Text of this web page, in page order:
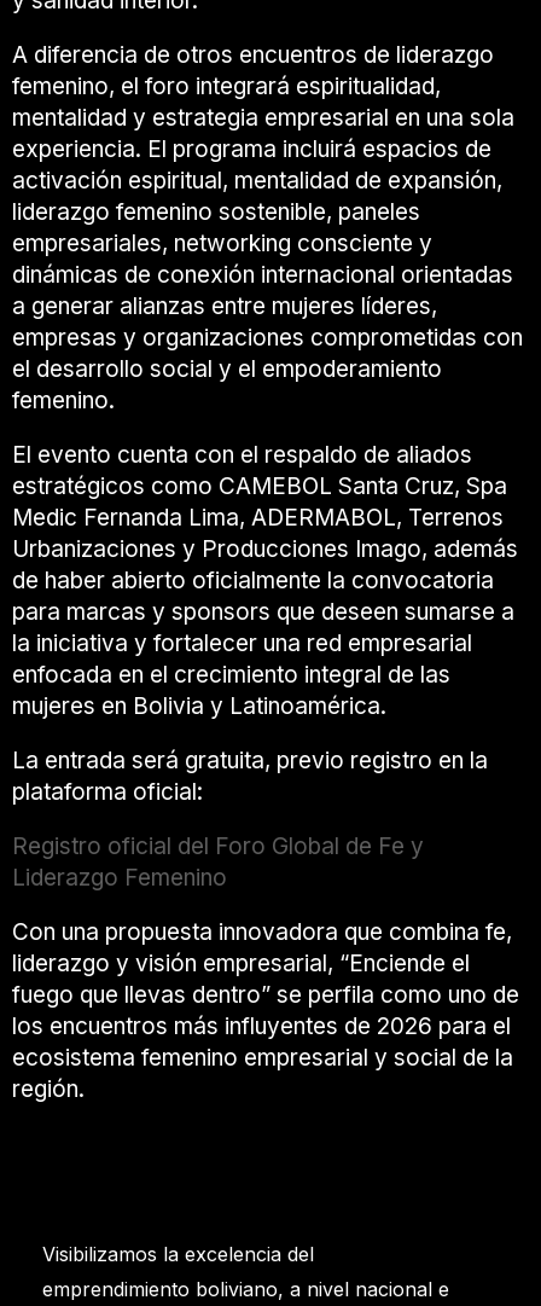
A diferencia de otros encuentros de liderazgo
femenino, el foro integrará espiritualidad,
mentalidad y estrategia empresarial en una sola
experiencia. El programa incluirá espacios de
activación espiritual, mentalidad de expansión,
liderazgo femenino sostenible, paneles
empresariales, networking consciente y
dinámicas de conexión internacional orientadas
a generar alianzas entre mujeres líderes,
empresas y organizaciones comprometidas con
el desarrollo social y el empoderamiento
femenino.
El evento cuenta con el respaldo de aliados
estratégicos como CAMEBOL Santa Cruz, Spa
Medic Fernanda Lima, ADERMABOL, Terrenos
Urbanizaciones y Producciones Imago, además
de haber abierto oficialmente la convocatoria
para marcas y sponsors que deseen sumarse a
la iniciativa y fortalecer una red empresarial
enfocada en el crecimiento integral de las
mujeres en Bolivia y Latinoamérica.
La entrada será gratuita, previo registro en la
plataforma oficial:
Registro oficial del Foro Global de Fe y
Liderazgo Femenino
Con una propuesta innovadora que combina fe,
liderazgo y visión empresarial, “Enciende el
fuego que llevas dentro” se perfila como uno de
los encuentros más influyentes de 2026 para el
ecosistema femenino empresarial y social de la
región.
Visibilizamos la excelencia del
emprendimiento boliviano, a nivel nacional e